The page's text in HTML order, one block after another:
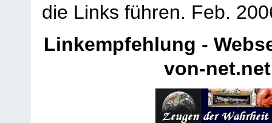
die Links führen. Feb.
Linkempfehlung -
von-net.net